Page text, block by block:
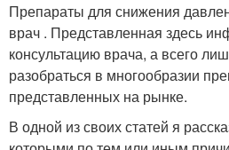
Препараты для снижения
врач . Представленная здесь
консультацию врача, а всего
разобраться в многообразии
представленных на рынке.
В одной из своих статей я